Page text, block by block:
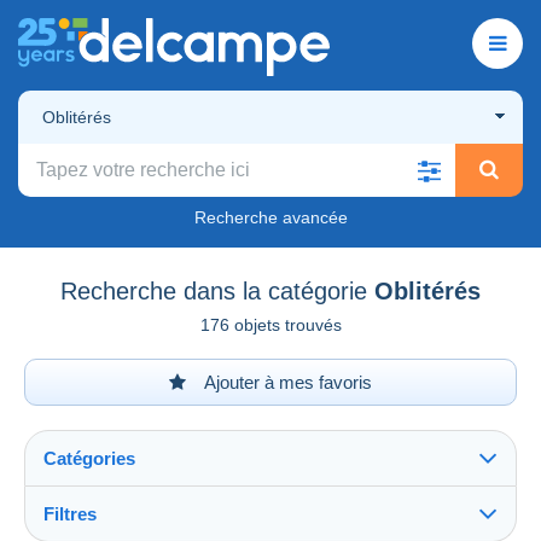
Oblitérés
Recherche avancée
Recherche dans la catégorie Oblitérés
176 objets trouvés
Ajouter à mes favoris
Catégories
Filtres